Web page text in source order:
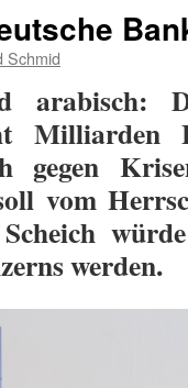
Schmid
arabisch:
Milliarden
gegen
vom
werden.